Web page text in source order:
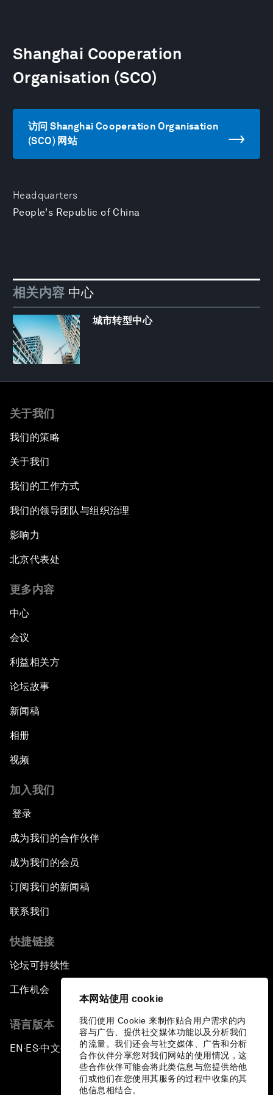
本网站使用 cookie
我们使用 Cookie 来制作贴合用户需求的内
容与广告、提供社交媒体功能以及分析我们
的流量。我们还会与社交媒体、广告和分析
合作伙伴分享您对我们网站的使用情况，这
些合作伙伴可能会将此类信息与您提供给他
们或他们在您使用其服务的过程中收集的其
他信息相结合。
Headquarters
People's Republic of China
Shanghai Cooperation
Organisation (SCO)
访问 Shanghai Cooperation Organisation
(SCO) 网站
相关内容 中心
城市转型中心
关于我们
我们的策略
关于我们
我们的工作方式
我们的领导团队与组织治理
影响力
北京代表处
更多内容
中心
会议
利益相关方
论坛故事
新闻稿
相册
视频
加入我们
登录
成为我们的合作伙伴
成为我们的会员
订阅我们的新闻稿
联系我们
快捷链接
论坛可持续性
工作机会
语言版本
EN ▪ES▪中文▪ 日本語